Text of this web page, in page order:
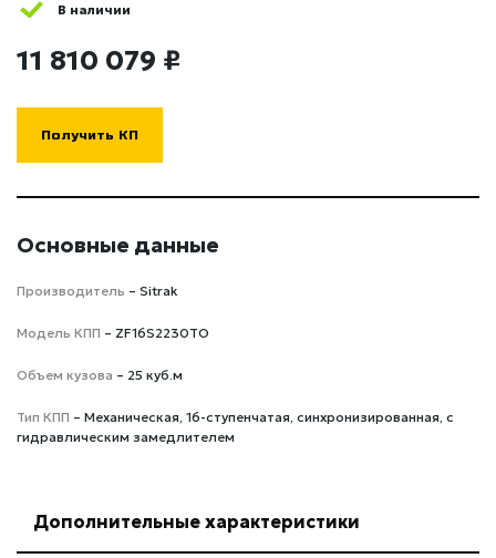
В наличии
11 810 079 ₽
Получить КП
Основные данные
Производитель – Sitrak
Модель КПП – ZF16S2230TO
Объем кузова – 25 куб.м
Тип КПП – Механическая, 16-ступенчатая, синхронизированная, с
гидравлическим замедлителем
Дополнительные характеристики